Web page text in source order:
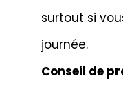
surtout si
journée.
Conseil de